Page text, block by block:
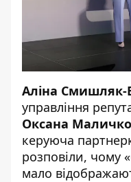
Аліна Смишляк-
управління
Оксана
керуюча
розповіли, чому
мало